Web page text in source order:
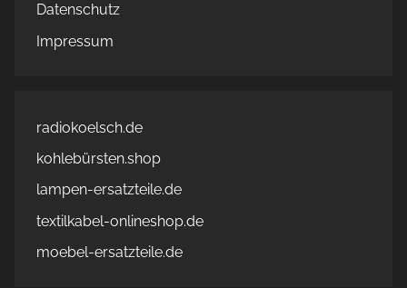
Datenschutz
Impressum
radiokoelsch.de
kohlebürsten.shop
lampen-ersatzteile.de
textilkabel-onlineshop.de
moebel-ersatzteile.de